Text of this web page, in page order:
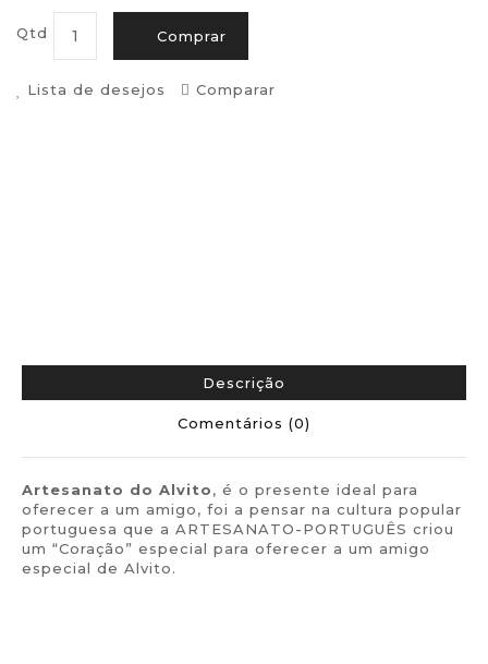
Qtd Comprar
Lista de desejos Comparar
Descrição
Comentários (0)
Artesanato do Alvito, é o presente ideal para
oferecer a um amigo, foi a pensar na cultura popular
portuguesa que a ARTESANATO-PORTUGUÊS criou
um “Coração” especial para oferecer a um amigo
especial de Alvito.